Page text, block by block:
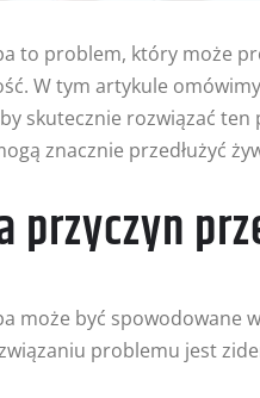
to problem, który może
W tym artykule
skutecznie rozwiązać
znacznie przedłużyć
przyczyn
może być spowodowane
problemu jest